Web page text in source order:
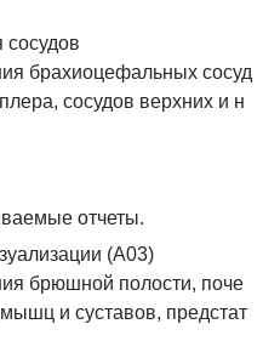
брахиоцефальных сосуд
сосудов верхних и н
отчеты.
(А03)
брюшной полости, поче
и суставов, предстат